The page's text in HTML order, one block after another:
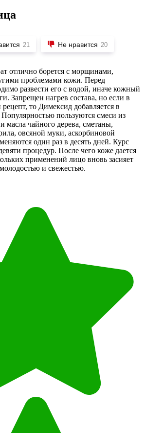
21 Не нравится 20
отлично борется с морщинами,
проблемами кожи. Перед
развести его с водой, иначе кожный
Запрещен нагрев состава, но если в
рецепт, то Димексид добавляется в
пользуются смеси из
масла чайного дерева, сметаны,
овсяной муки, аскорбиновой
один раз в десять дней. Курс
процедур. После чего коже дается
применений лицо вновь засияет
и свежестью.